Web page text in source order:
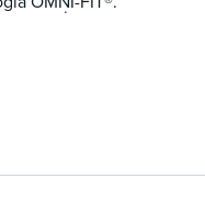
vassoio